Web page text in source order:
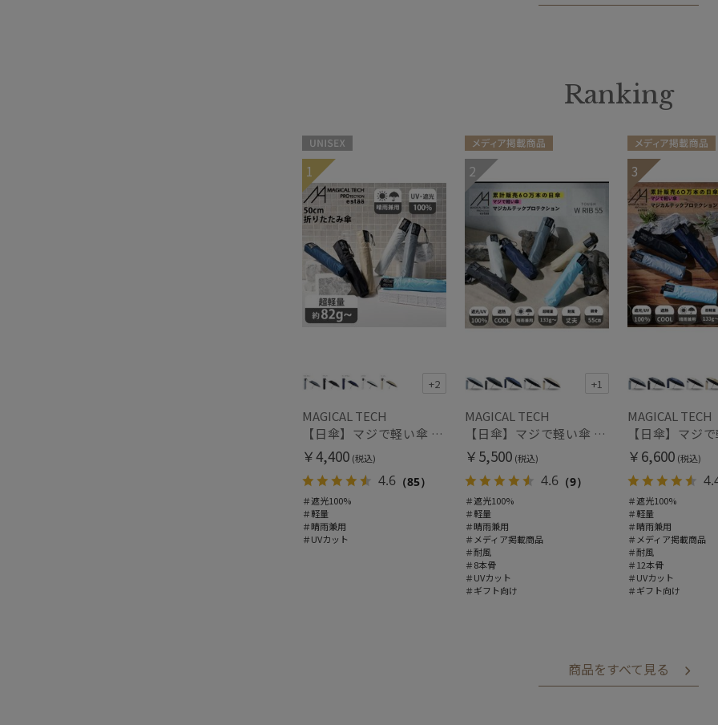
Ranking
UNISEX
1
+2
MAGICAL TECH
【日傘】マジで軽い傘 マジカルテックプロテクション(MAGICAL TECH PROTECTION)50cm 晴雨兼用傘折りたたみ日傘 一級遮光100% UV 軽量 人気 レディース メンズ
￥4,400 (税込)
4.6 （85）
＃遮光100%
＃軽量
＃晴雨兼用
＃UVカット
メディア掲載商品
ギフト向け
2
+1
MAGICAL TECH
【日傘】マジで軽い傘 マジカルテックプロテクション（MAGICAL TECH PROTECTION）Tough W rib55cm 耐風 軽量 遮光100
￥5,500 (税込)
4.6 （9）
＃遮光100%
＃軽量
＃晴雨兼用
＃メディア掲載商品
＃耐風
＃8本骨
＃UVカット
＃ギフト向け
メディア掲載商品
ギフト向け
3
MAGICAL TECH
￥6,600 (税込)
＃遮光100%
＃軽量
＃晴雨兼用
＃メディア掲載商品
＃耐風
＃12本骨
＃UVカット
＃ギフト向け
商品をすべて見る